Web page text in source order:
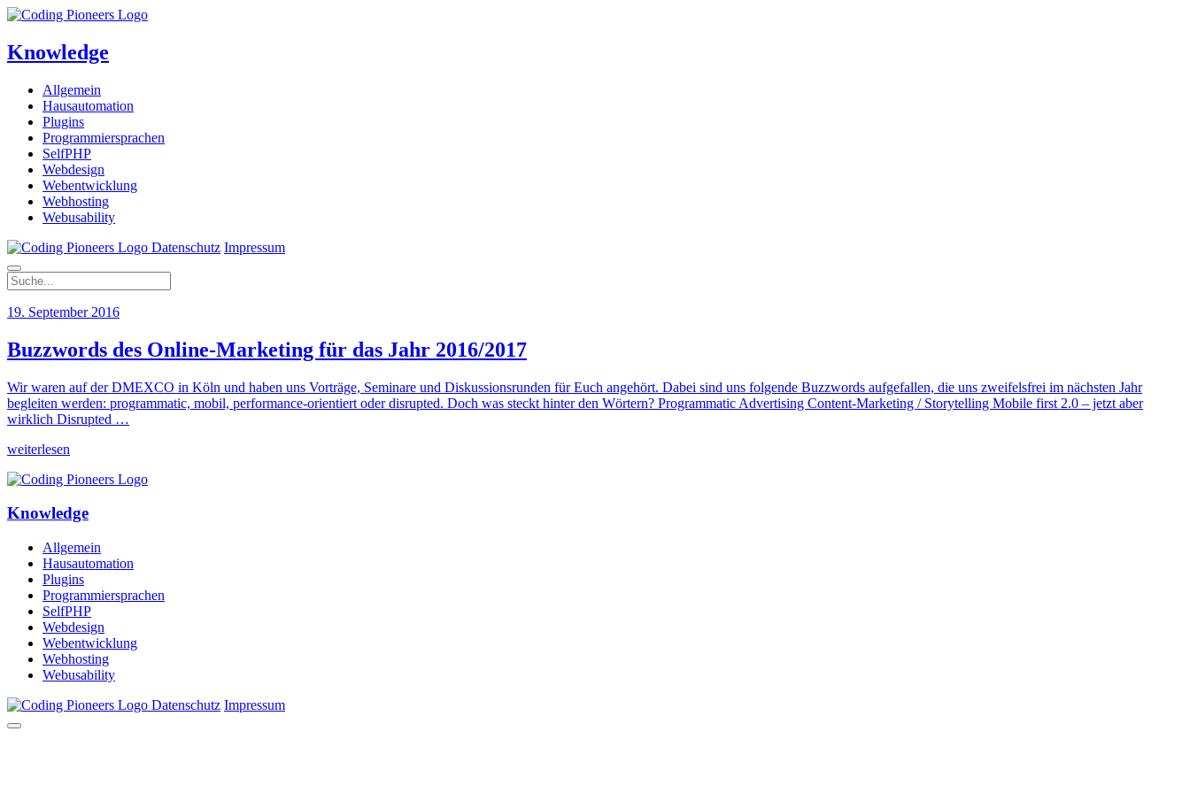
Knowledge
Allgemein
Hausautomation
Plugins
Programmiersprachen
SelfPHP
Webdesign
Webentwicklung
Webhosting
Webusability
Datenschutz Impressum
19. September 2016
Buzzwords des Online-Marketing für das Jahr 2016/2017
Wir waren auf der DMEXCO in Köln und haben uns Vorträge, Seminare und Diskussionsrunden für Euch angehört. Dabei sind uns folgende Buzzwords aufgefallen, die uns zweifelsfrei im nächsten Jahr
begleiten werden: programmatic, mobil, performance-orientiert oder disrupted. Doch was steckt hinter den Wörtern? Programmatic Advertising Content-Marketing / Storytelling Mobile first 2.0 – jetzt aber
wirklich Disrupted …
weiterlesen
Knowledge
Allgemein
Hausautomation
Plugins
Programmiersprachen
SelfPHP
Webdesign
Webentwicklung
Webhosting
Webusability
Datenschutz Impressum